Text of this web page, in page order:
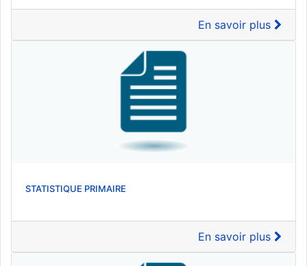
En savoir plus
STATISTIQUE PRIMAIRE
En savoir plus